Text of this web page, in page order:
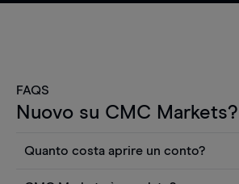
FAQS
Nuovo su CMC Markets?
Quanto costa aprire un conto?